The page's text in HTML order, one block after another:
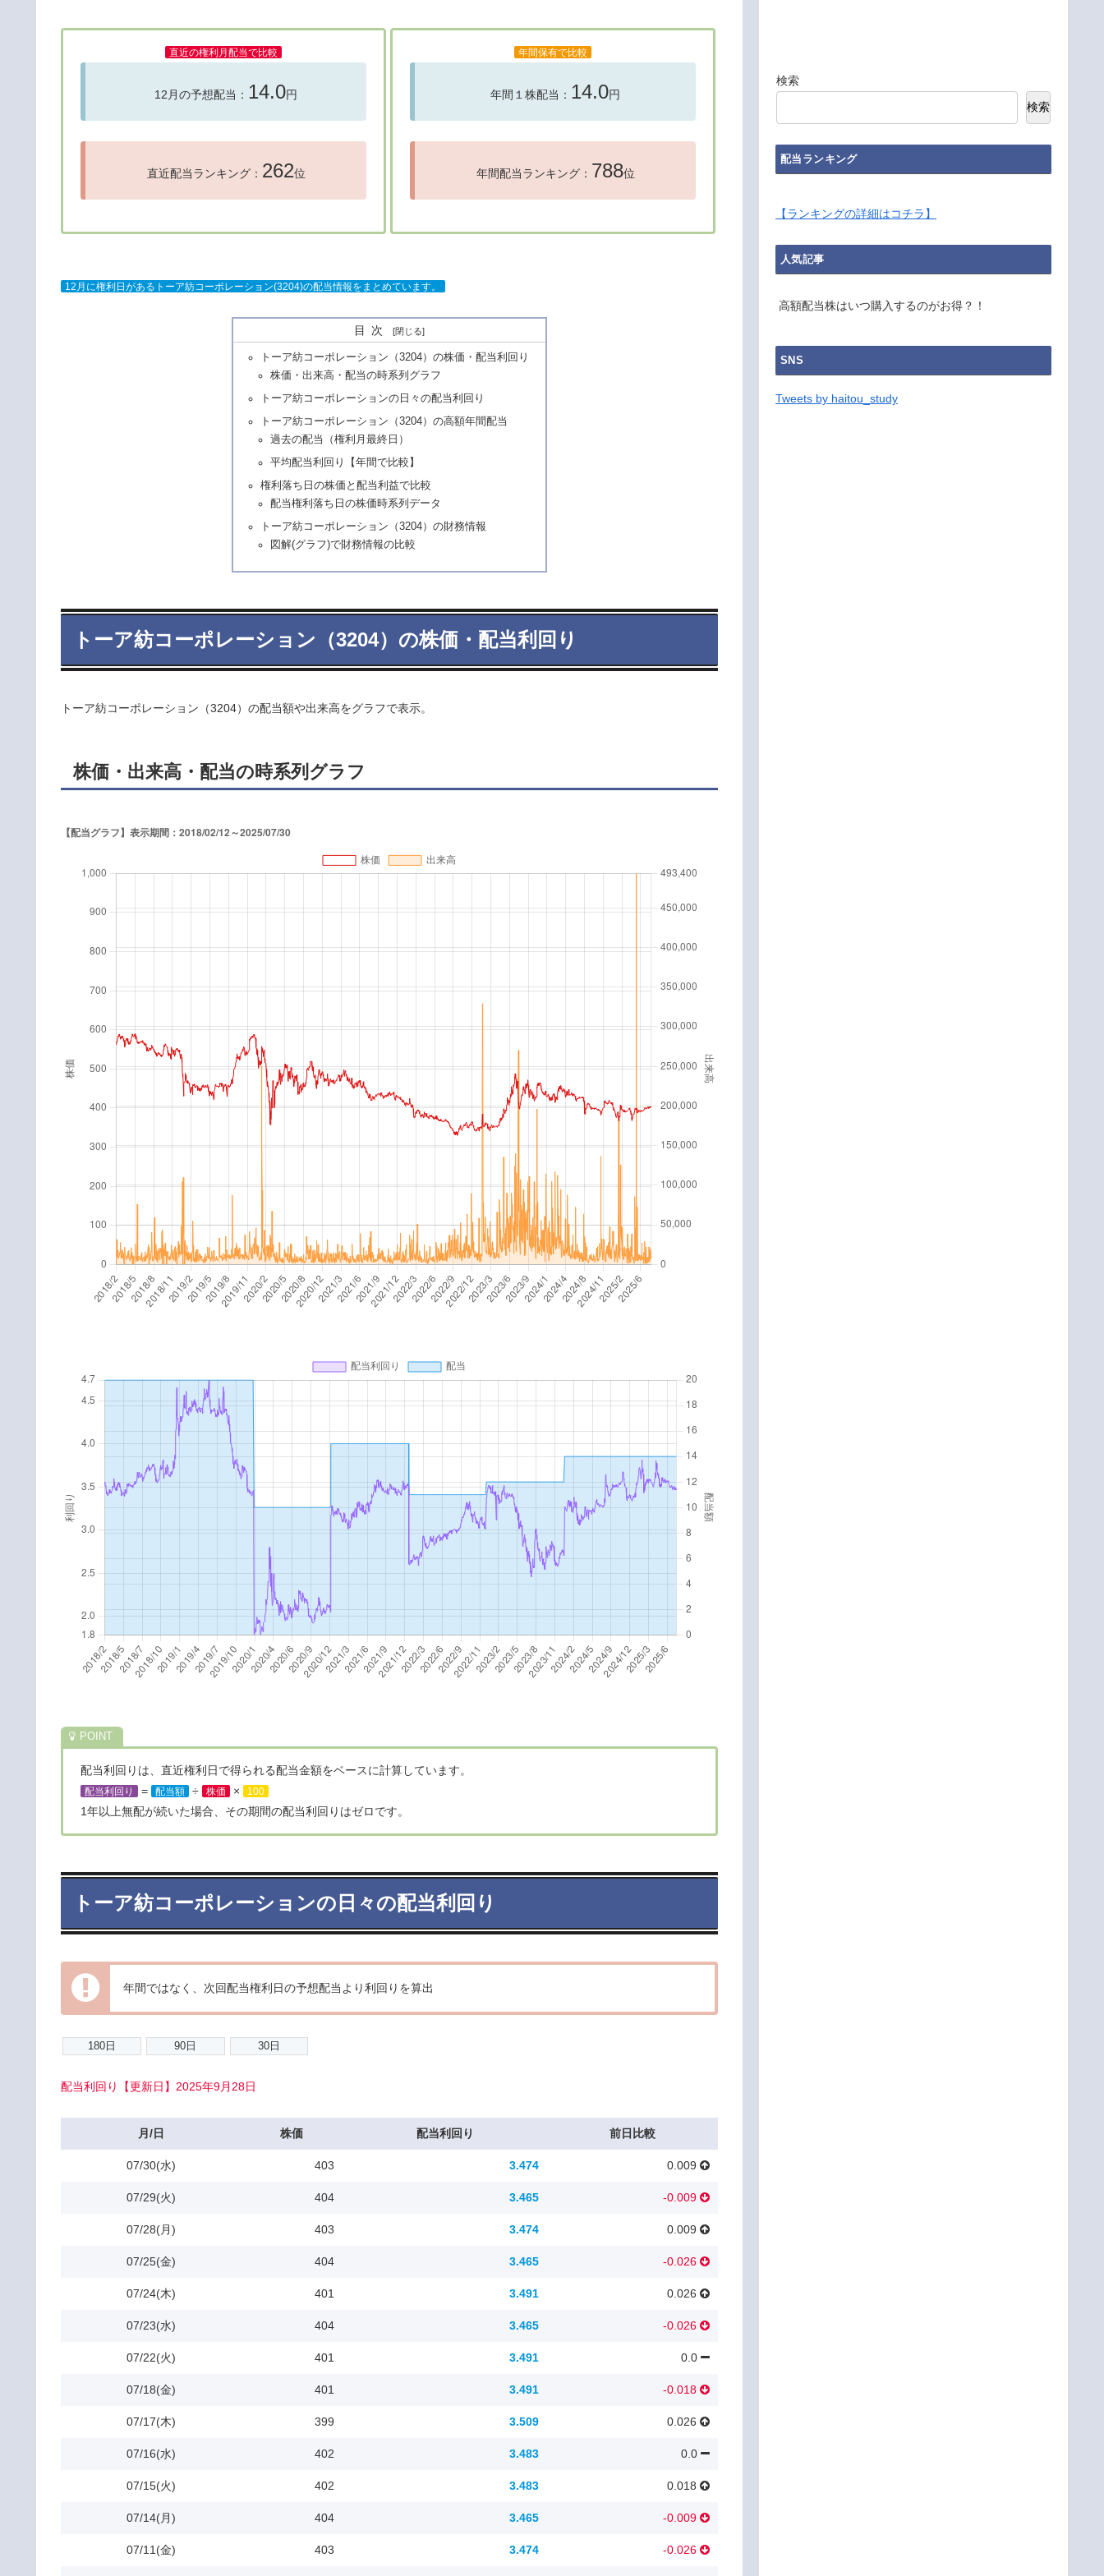
直近の権利月配当で比較
12月の予想配当： 14.0円
直近配当ランキング： 262位
年間保有で比較
年間１株配当： 14.0円
年間配当ランキング： 788位
12月に権利日があるトーア紡コーポレーション(3204)の配当情報をまとめています。
目次
トーア紡コーポレーション（3204）の株価・配当利回り
株価・出来高・配当の時系列グラフ
トーア紡コーポレーションの日々の配当利回り
トーア紡コーポレーション（3204）の高額年間配当
過去の配当（権利月最終日）
平均配当利回り【年間で比較】
権利落ち日の株価と配当利益で比較
配当権利落ち日の株価時系列データ
トーア紡コーポレーション（3204）の財務情報
図解(グラフ)で財務情報の比較
トーア紡コーポレーション（3204）の株価・配当利回り
トーア紡コーポレーション（3204）の配当額や出来高をグラフで表示。
株価・出来高・配当の時系列グラフ
配当利回りは、直近権利日で得られる配当金額をベースに計算しています。
配当利回り = 配当額 ÷ 株価 × 100
1年以上無配が続いた場合、その期間の配当利回りはゼロです。
トーア紡コーポレーションの日々の配当利回り
年間ではなく、次回配当権利日の予想配当より利回りを算出
配当利回り【更新日】2025年9月28日
月/日 株価 配当利回り 前日比較
07/30(水) 403 3.474 0.009
07/29(火) 404 3.465 -0.009
07/28(月) 403 3.474 0.009
07/25(金) 404 3.465 -0.026
07/24(木) 401 3.491 0.026
07/23(水) 404 3.465 -0.026
07/22(火) 401 3.491 0.0
07/18(金) 401 3.491 -0.018
07/17(木) 399 3.509 0.026
07/16(水) 402 3.483 0.0
07/15(火) 402 3.483 0.018
07/14(月) 404 3.465 -0.009
07/11(金) 403 3.474 -0.026
検索
検索
配当ランキング
【ランキングの詳細はコチラ】
人気記事
高額配当株はいつ購入するのがお得？！
SNS
Tweets by haitou_study